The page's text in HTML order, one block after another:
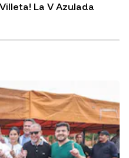
La V Azulada